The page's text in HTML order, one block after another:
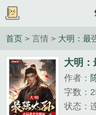
首页 > 言情 > 大明：最
大明：
作者：
字数：
状态：